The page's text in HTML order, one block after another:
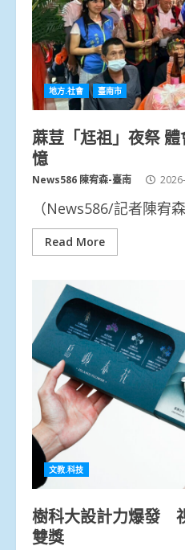
地方.社會 臺南市
蔴荳「尪祖」夜祭
憶
News586 陳宥森-臺南
（News586/記者陳宥
Read More
文教.科技
樹科大設計力爆發
雙獎